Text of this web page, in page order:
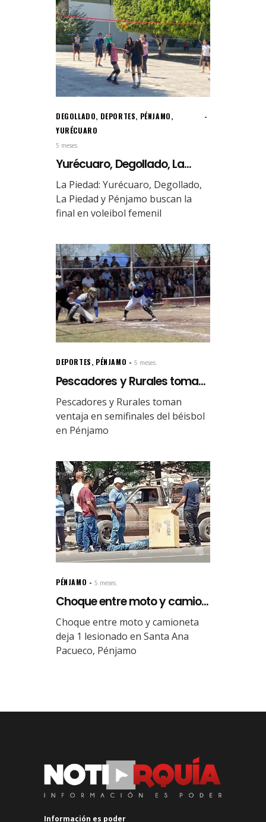
DEGOLLADO, DEPORTES, PÉNJAMO,
YURÉCUARO
5 meses.
Yurécuaro, Degollado, La...
La Piedad: Yurécuaro, Degollado,
La Piedad y Pénjamo buscan la
final en voleibol femenil
DEPORTES, PÉNJAMO 5 meses.
Pescadores y Rurales toma...
Pescadores y Rurales toman
ventaja en semifinales del béisbol
en Pénjamo
PÉNJAMO 5 meses.
Choque entre moto y camio...
Choque entre moto y camioneta
deja 1 lesionado en Santa Ana
Pacueco, Pénjamo
Información es poder